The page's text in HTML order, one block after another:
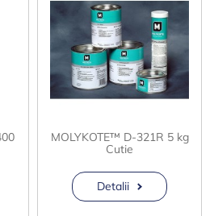
MOLYKOTE™ D-321R 5 kg
Cutie
Detalii